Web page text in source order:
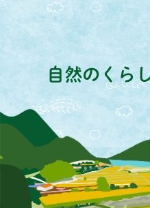
自然のくら